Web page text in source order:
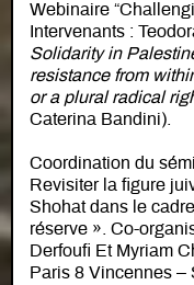
Webinaire
Intervenants :
Solidarity in
resistance from
or a plural radical
Caterina Bandini).
Coordination du
Revisiter la figure
Shohat dans le
réserve ». Co-
Derfoufi Et Myriam
Paris 8 Vincennes –